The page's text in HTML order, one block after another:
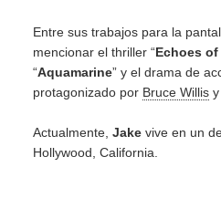
Entre sus trabajos para la
mencionar el thriller “Echoes
“Aquamarine” y el drama de
protagonizado por Bruce Willis y
Actualmente, Jake vive en un
Hollywood, California.